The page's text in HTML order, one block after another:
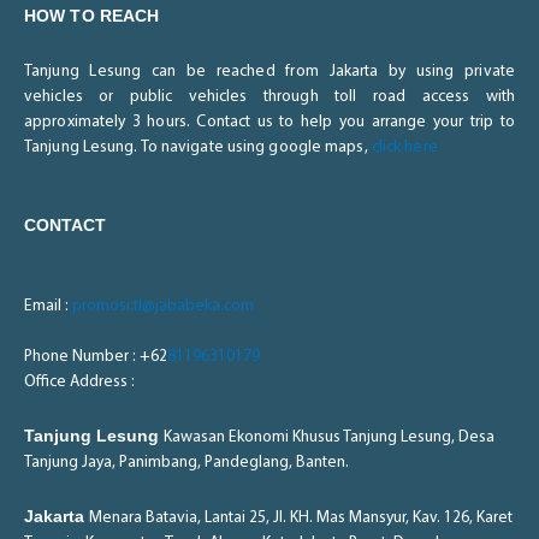
HOW TO REACH
Tanjung Lesung can be reached from Jakarta by using private
vehicles or public vehicles through toll road access with
approximately 3 hours. Contact us to help you arrange your trip to
Tanjung Lesung. To navigate using google maps, click here
CONTACT
Email : promosi.tl@jababeka.com
Phone Number : +6281196310179
Office Address :
Tanjung Lesung Kawasan Ekonomi Khusus Tanjung Lesung, Desa
Tanjung Jaya, Panimbang, Pandeglang, Banten.
Jakarta Menara Batavia, Lantai 25, Jl. KH. Mas Mansyur, Kav. 126, Karet